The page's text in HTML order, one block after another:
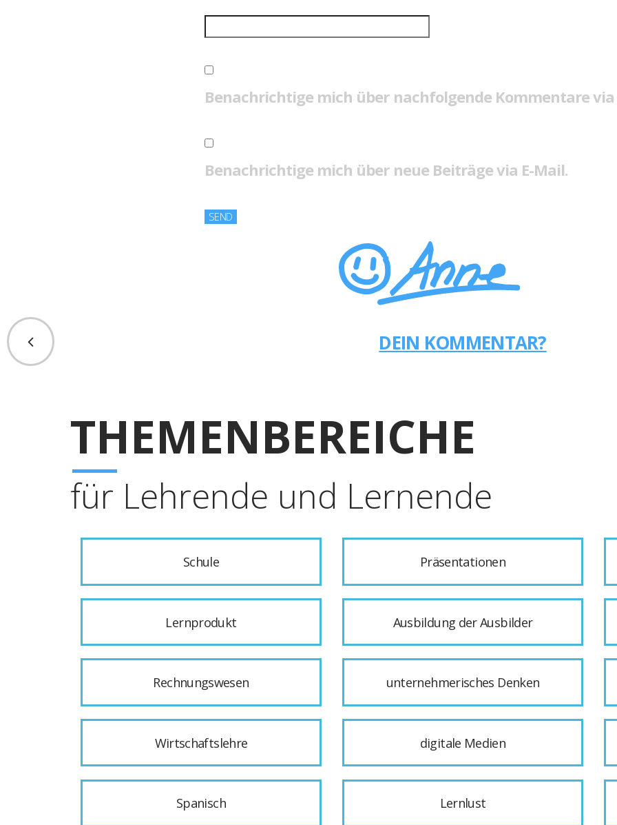
Benachrichtige mich über nachfolgende Kommentare via
Benachrichtige mich über neue Beiträge via E-Mail.
DEIN KOMMENTAR?
THEMENBEREICHE
für Lehrende und Lernende
Schule Präsentationen
Lernprodukt Ausbildung der Ausbilder
Rechnungswesen unternehmerisches Denken
Wirtschaftslehre digitale Medien
Spanisch Lernlust